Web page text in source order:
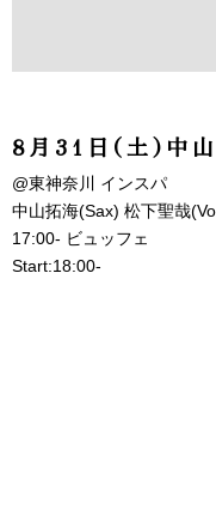
8月31日(土)中
@東神奈川 インスパ
中山拓海(Sax) 松下聖哉
17:00- ビュッフェ
Start:18:00-